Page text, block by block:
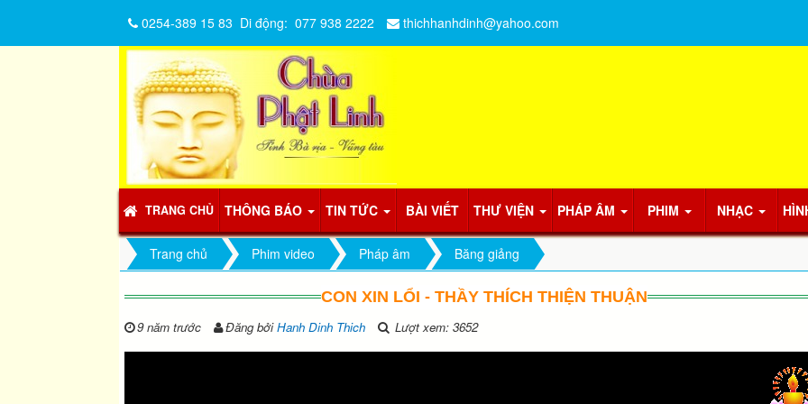
TRANG CHỦ THÔNG BÁO TIN TỨC BÀI VIẾT THƯ VIỆN PHÁP ÂM PHIM NHẠC
0254-389 15 83 Di động: 077 938 2222 thichhanhdinh@yahoo.com
Trang chủ Phim video Pháp âm Băng giảng
CON XIN LỔI - THẦY THÍCH THIỆN THUẬN
9 năm trước Đăng bởiHanh Dinh Thich Lượt xem: 3652